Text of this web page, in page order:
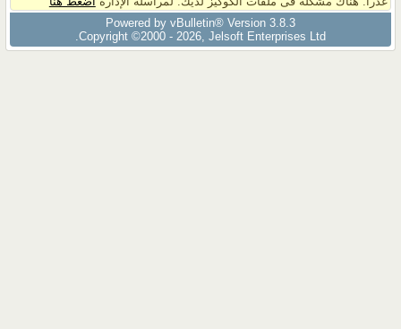
Powered by vBulletin® Version 3.8.3
Copyright ©2000 - 2026, Jelsoft Enterprises Ltd.